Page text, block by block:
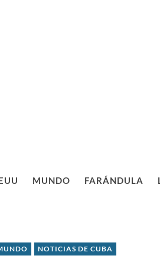
MUNDO FARÁNDULA
NOTICIAS DE CUBA